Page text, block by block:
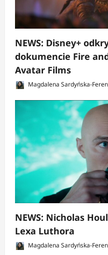
NEWS: Disney+
dokumencie Fire
Avatar Films
Magdalena Sardyńska-
NEWS: Nicholas
Lexa Luthora
Magdalena Sardyńska-